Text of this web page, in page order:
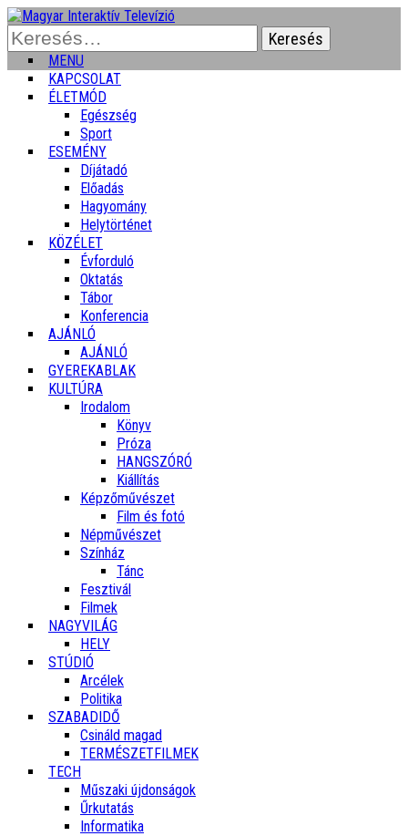
Keresés:
MENU
KAPCSOLAT
ÉLETMÓD
Egészség
Sport
ESEMÉNY
Díjátadó
Előadás
Hagyomány
Helytörténet
KÖZÉLET
Évforduló
Oktatás
Tábor
Konferencia
AJÁNLÓ
AJÁNLÓ
GYEREKABLAK
KULTÚRA
Irodalom
Könyv
Próza
HANGSZÓRÓ
Kiállítás
Képzőművészet
Film és fotó
Népművészet
Színház
Tánc
Fesztivál
Filmek
NAGYVILÁG
HELY
STÚDIÓ
Arcélek
Politika
SZABADIDŐ
Csináld magad
TERMÉSZETFILMEK
TECH
Műszaki újdonságok
Űrkutatás
Informatika